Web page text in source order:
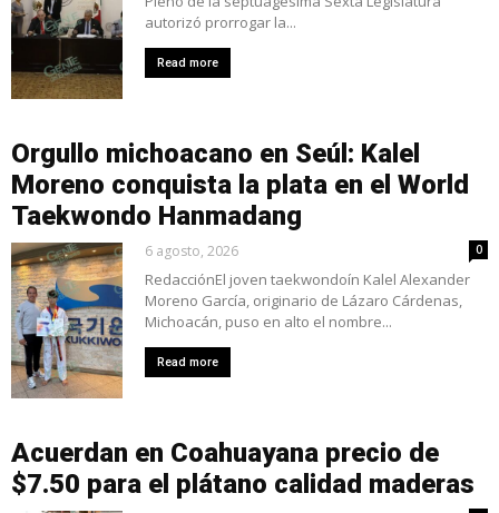
autorizó prorrogar la...
Read more
Orgullo michoacano en Seúl: Kalel
Moreno conquista la plata en el World
Taekwondo Hanmadang
6 agosto, 2026 0
RedacciónEl joven taekwondoín Kalel Alexander
Moreno García, originario de Lázaro Cárdenas,
Michoacán, puso en alto el nombre...
Read more
Acuerdan en Coahuayana precio de
$7.50 para el plátano calidad maderas